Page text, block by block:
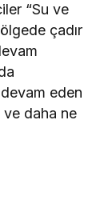
“Su ve
çadır
devam eden
ve daha ne